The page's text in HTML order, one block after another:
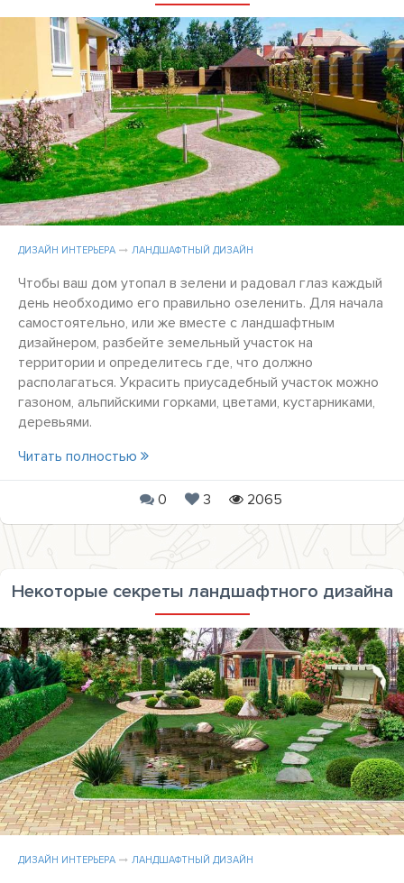
ДИЗАЙН ИНТЕРЬЕРА ЛАНДШАФТНЫЙ ДИЗАЙН
Чтобы ваш дом утопал в зелени и радовал глаз каждый
день необходимо его правильно озеленить. Для начала
самостоятельно, или же вместе с ландшафтным
дизайнером, разбейте земельный участок на
территории и определитесь где, что должно
располагаться. Украсить приусадебный участок можно
газоном, альпийскими горками, цветами, кустарниками,
деревьями.
Читать полностью
0 3 2065
Некоторые секреты ландшафтного дизайна
ДИЗАЙН ИНТЕРЬЕРА ЛАНДШАФТНЫЙ ДИЗАЙН